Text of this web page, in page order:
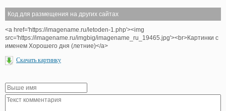
Код для размещения на других сайтах
<a href='https://imagename.ru/letoden-1.php'><img
src='https://imagename.ru/imgbig/imagename_ru_19465.jpg'><br>Картинки с
именем Хорошего дня (летние)</a>
Скачать картинку